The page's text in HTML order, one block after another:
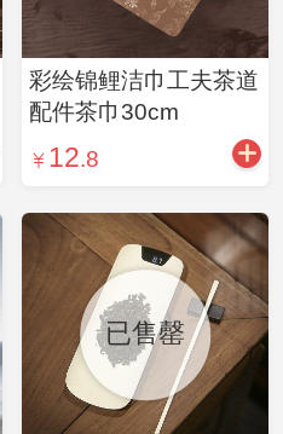
彩绘锦鲤洁巾工夫茶道
配件茶巾30cm
12.8
已售罄